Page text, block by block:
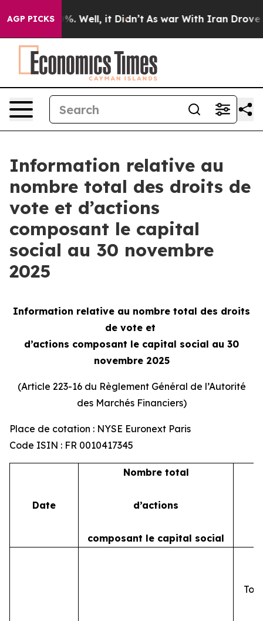
AGP PICKS40%. Well, it Didn’t As war With Iran Drove
Information relative au
nombre total des droits de
vote et d’actions
composant le capital
social au 30 novembre
2025
Information relative au nombre total des droits
de vote et
d’actions composant le capital social au 30
novembre 2025
(Article 223-16 du Règlement Général de l’Autorité
des Marchés Financiers)
Place de cotation : NYSE Euronext Paris
Code ISIN : FR 0010417345
Date
Nombre total
d’actions
composant le capital social